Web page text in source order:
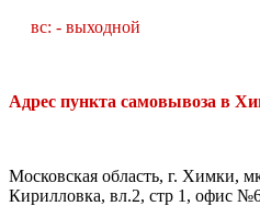
вс: - выходной
Адрес пункта самовывоза в
Московская область, г. Химки,
Кирилловка, вл.2, стр 1, офис